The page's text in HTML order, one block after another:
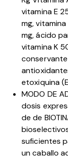
vitamina E
mg, vitamina
mg, ácido
vitamina K
etoxiquina
MODO DE
dosis
de de
suficientes
un caballo